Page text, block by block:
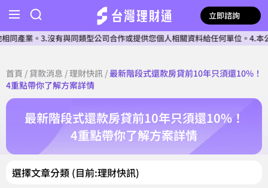
立即諮詢
沒有與同類型公司合作或提供您個人相關資料給任何單位。4.本公司確
首頁 / 貸款消息 /理財快訊 /最新階段式還款房貸前10年只須還10%！
4重點帶你了解方案詳情
最新階段式還款房貸前10年只須還10%！
4重點帶你了解方案詳情
選擇文章分類 (目前:理財快訊)